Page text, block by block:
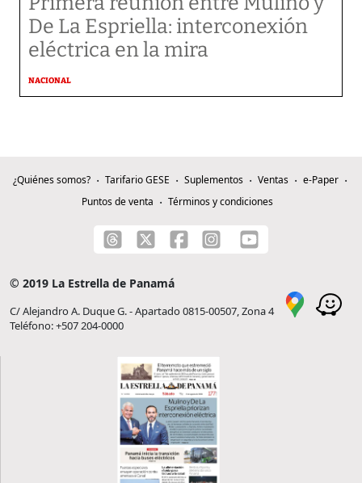
De La Espriella: interconexión
eléctrica en la mira
NACIONAL
¿Quiénes somos? Tarifario GESE Suplementos Ventas
e-Paper
Puntos de venta
Términos y condiciones
© 2019 La Estrella de Panamá
C/ Alejandro A. Duque G. - Apartado 0815-00507, Zona 4
Teléfono: +507 204-0000